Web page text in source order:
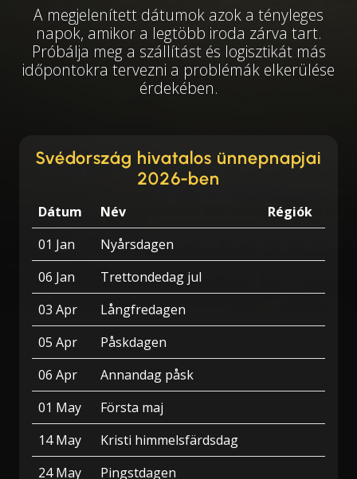
A megjelenített dátumok azok a tényleges
napok, amikor a legtöbb iroda zárva tart.
Próbálja meg a szállítást és logisztikát más
időpontokra tervezni a problémák elkerülése
érdekében.
Svédország hivatalos ünnepnapjai
2026-ben
Dátum Név
Régiók
01 Jan
Nyårsdagen
06 Jan
Trettondedag jul
03 Apr
Långfredagen
05 Apr
Påskdagen
06 Apr
Annandag påsk
01 May
Första maj
14 May
Kristi himmelsfärdsdag
24 May
Pingstdagen